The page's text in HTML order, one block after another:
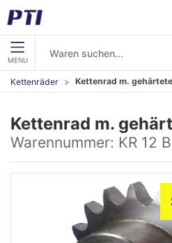
MENU
Kettenräder Kettenrad m.
Kettenrad m.
Warennummer: KR 12